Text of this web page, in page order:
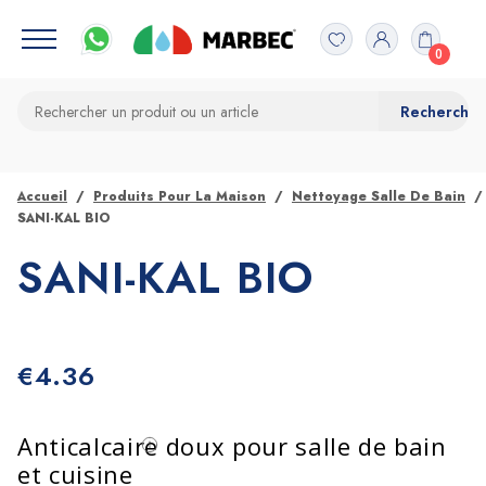
0
Accueil Produits Pour La Maison
Nettoyage Salle De Bain
SANI-KAL BIO
SANI-KAL BIO
€4.36
Anticalcaire doux pour salle de bain
et cuisine